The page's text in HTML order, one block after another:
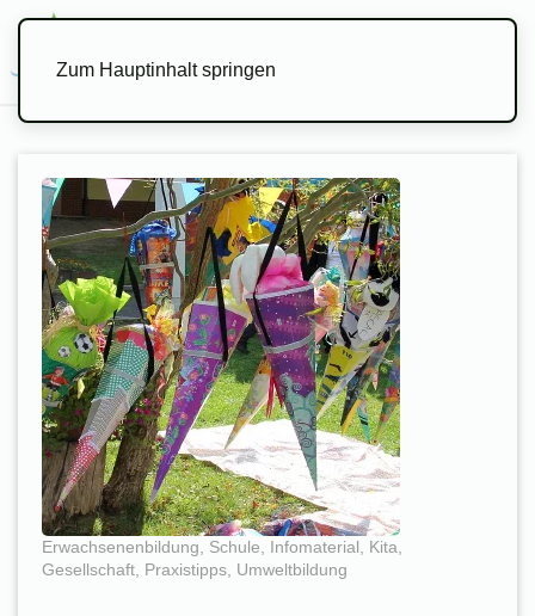
Zum Hauptinhalt springen
Erwachsenenbildung Schule Infomaterial Kita
Gesellschaft Praxistipps Umweltbildung